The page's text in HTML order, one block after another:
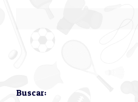
Buscar: